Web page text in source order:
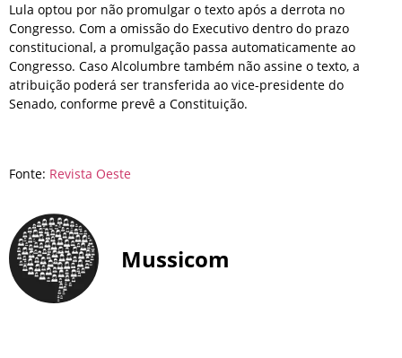
Lula optou por não promulgar o texto após a derrota no
Congresso. Com a omissão do Executivo dentro do prazo
constitucional, a promulgação passa automaticamente ao
Congresso. Caso Alcolumbre também não assine o texto, a
atribuição poderá ser transferida ao vice-presidente do
Senado, conforme prevê a Constituição.
Fonte: Revista Oeste
Mussicom